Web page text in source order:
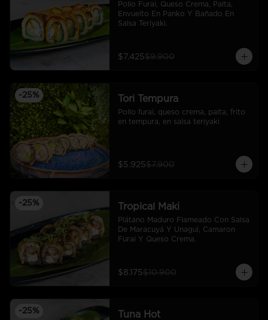
Pollo Furai, Queso Crema, Palta,
Envuelto En Panko Y Bañado En
Salsa Teriyaki.
$7.425$9.900
-25% Tori Tempura
Pollo furai, queso crema, palta, frito
en tempura, en salsa teriyaki
$5.925$7.900
-25% Tropical Maki
Plátano Maduro Flameado Con Salsa
De Maracuyá Y Unagui, Camaron
Furai Y Queso Crema.
$8.175$10.900
-25% Tuna Hot